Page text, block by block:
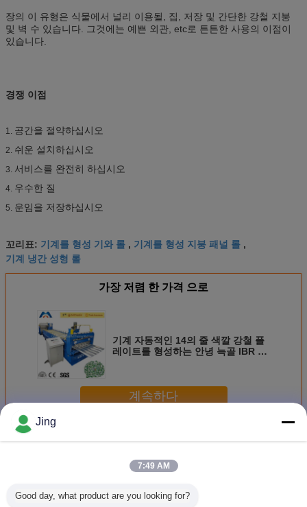
장의 이 유형은 식물에서 널리 이용될, 집, 저장 및 간단한 강철 지붕
및 벽 수 있습니다. 그것에는 예쁜 외관, etc로 튼튼한 사용의 이점이
있습니다.
경쟁 이점
1. 공간을 절약하십시오
2. 쉬운 설치하십시오
3. 서비스를 완전히 하십시오
4. 우수한 질
5. 운임을 저장하십시오
꼬리표: 기계를 형성 기와 롤 , 기계를 형성 지붕 패널 롤 ,
기계 냉간 성형 롤
가장 저렴 한 가격 으로
기계 자동적인 14의 줄 색깔 강철 플
레이트를 형성하는 안녕 늑골 IBR 지
계속하다
더 많은 것
Jing
7:49 AM
Good day, what product are you looking for?